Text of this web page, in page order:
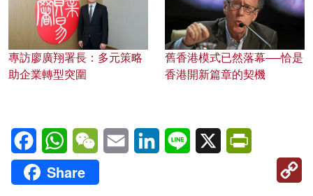
專訪廖廣翔署長：多元策略
助企業轉型突圍
舊香港模式已然落幕──恰是
香港開新篇章的契機
FacebookWhatsAppWeChatEmail LinkedInLine X
Share